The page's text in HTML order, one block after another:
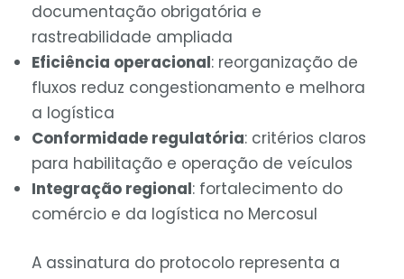
documentação obrigatória e
rastreabilidade ampliada
Eficiência operacional: reorganização de
fluxos reduz congestionamento e melhora
a logística
Conformidade regulatória: critérios claros
para habilitação e operação de veículos
Integração regional: fortalecimento do
comércio e da logística no Mercosul
A assinatura do protocolo representa a